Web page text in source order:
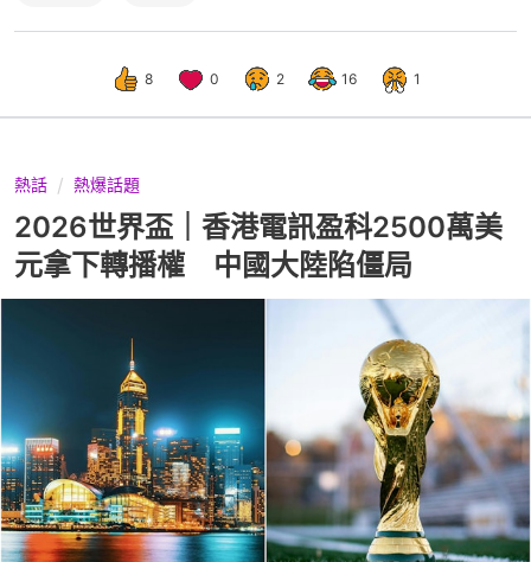
8 0 2 16 1
熱話 熱爆話題
2026世界盃｜香港電訊盈科2500萬美
元拿下轉播權 中國大陸陷僵局